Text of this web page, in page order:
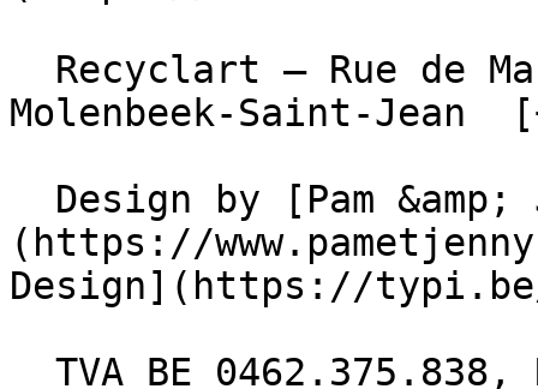
Molenbeek-Saint-
(https://
Design](https://